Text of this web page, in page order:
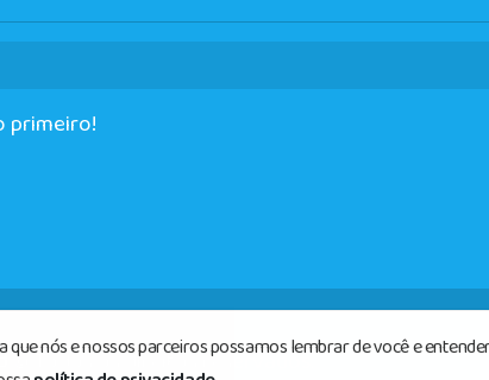
primeiro!
nós e nossos parceiros possamos lembrar de você e
© Todos os direitos reservados.